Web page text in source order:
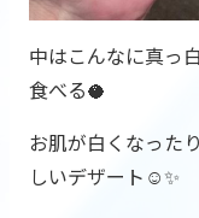
中はこんなに真っ
食べる🥥
お肌が白くなった
しいデザート☺✨